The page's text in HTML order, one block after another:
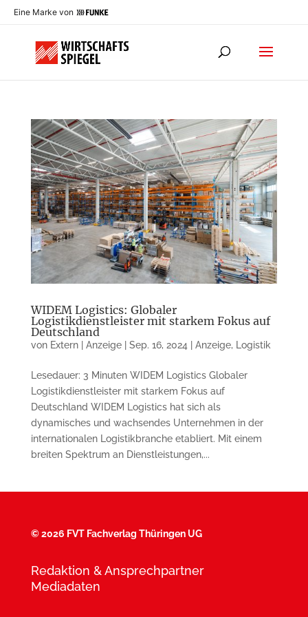
Eine Marke von
WIDEM Logistics: Globaler
Logistikdienstleister mit starkem Fokus auf
Deutschland
von Extern | Anzeige| Sep. 16, 2024 Anzeige, Logistik
Lesedauer: 3 Minuten WIDEM Logistics Globaler
Logistikdienstleister mit starkem Fokus auf
Deutschland WIDEM Logistics hat sich als
dynamisches und wachsendes Unternehmen in der
internationalen Logistikbranche etabliert. Mit einem
breiten Spektrum an Dienstleistungen,...
©2026 FVT Fachverlag Thüringen UG
Redaktion & Ansprechpartner
Mediadaten